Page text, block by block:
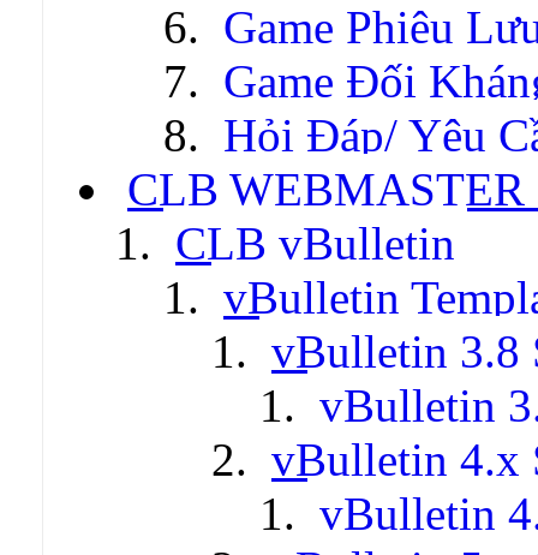
Game Phiêu
Game Đối
Hỏi Đáp/ Yêu
CLB WEBMASTER
CLB vBulletin
vBulletin
vBulletin 3.8
vBulletin
vBulletin 4.x
vBulletin